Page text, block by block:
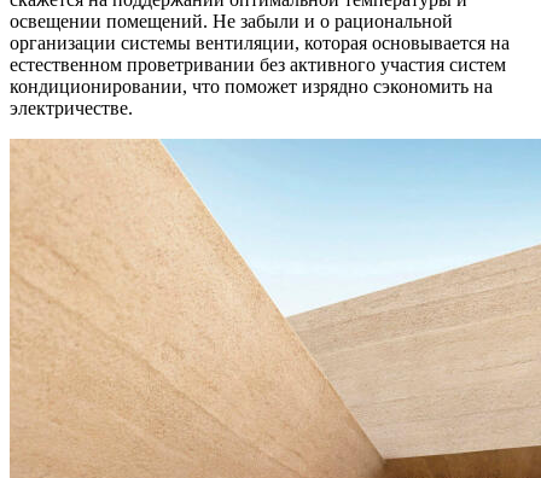
освещении помещений. Не забыли и о рациональной
организации системы вентиляции, которая основывается на
естественном проветривании без активного участия систем
кондиционировании, что поможет изрядно сэкономить на
электричестве.